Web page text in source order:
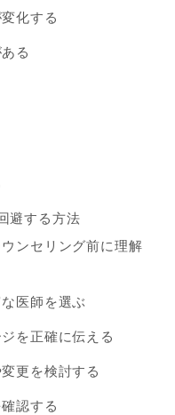
化する
る
避する方法
ンセリング前に理解
医師を選ぶ
を正確に伝える
更を検討する
認する